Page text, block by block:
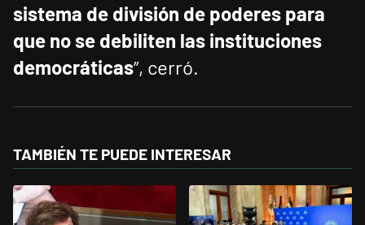
sistema de división de poderes para
que no se debiliten las instituciones
democráticas”, cerró.
TAMBIÉN TE PUEDE INTERESAR